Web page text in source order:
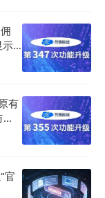
•
有
官